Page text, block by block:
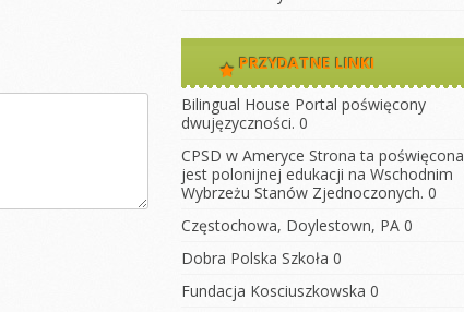
PRZYDATNE LINKI
Bilingual House Portal poświęcony
dwujęzyczności. 0
CPSD w Ameryce Strona ta poświęcona
jest polonijnej edukacji na Wschodnim
Wybrzeżu Stanów Zjednoczonych. 0
Częstochowa, Doylestown, PA 0
Dobra Polska Szkoła 0
Fundacja Kosciuszkowska 0